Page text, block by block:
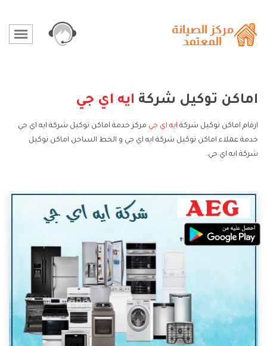
اماكن توكيل شركة ايه اي جي
ارقام اماكن توكيل شركة ايه اي جي مركز خدمة اماكن توكيل شركة ايه اي جي
خدمة عملاء اماكن توكيل شركة ايه اي جي و الخط الساخن اماكن توكيل
شركة ايه اي جي.